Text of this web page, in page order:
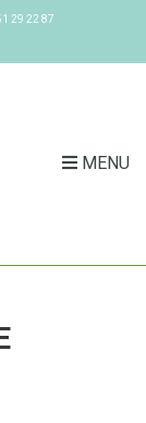
29 22 87
MENU